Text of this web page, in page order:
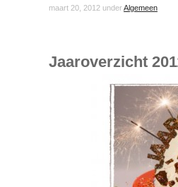
maart 20, 2012 underAlgemeen
Jaaroverzicht